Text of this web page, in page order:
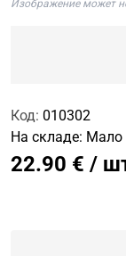
Изображение может
Код: 010302
На складе: Мало
22.90 € /